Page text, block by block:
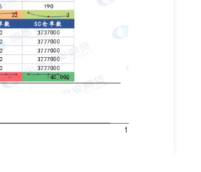
责任。投资者务必注意，其据此做出的任何
者不应将本报告作为作出投资决策的唯一参
务必向专业人士咨询并谨慎决策。 版权声明
、复制、发表或引用。如征得本公司同意进
使用本报告的风险，且不得对本报告进行任何
或机构”）发送本报告，则由该个人或机构独
要求获悉更详细信息或进而交易本报告中提
明，本报告中使用的所有商标、服务标记及
君期货或商标所有权人的书面许可，任何单